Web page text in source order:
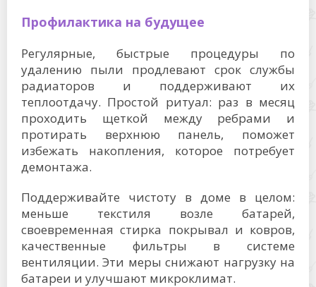
Профилактика на будущее
Регулярные, быстрые процедуры по
удалению пыли продлевают срок службы
радиаторов и поддерживают их
теплоотдачу. Простой ритуал: раз в месяц
проходить щеткой между ребрами и
протирать верхнюю панель, поможет
избежать накопления, которое потребует
демонтажа.
Поддерживайте чистоту в доме в целом:
меньше текстиля возле батарей,
своевременная стирка покрывал и ковров,
качественные фильтры в системе
вентиляции. Эти меры снижают нагрузку на
батареи и улучшают микроклимат.